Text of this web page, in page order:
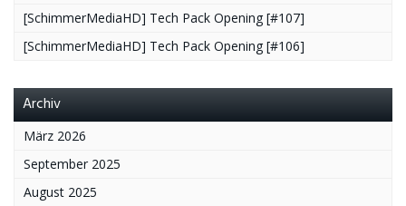
[SchimmerMediaHD] Tech Pack Opening [#107]
[SchimmerMediaHD] Tech Pack Opening [#106]
Archiv
März 2026
September 2025
August 2025